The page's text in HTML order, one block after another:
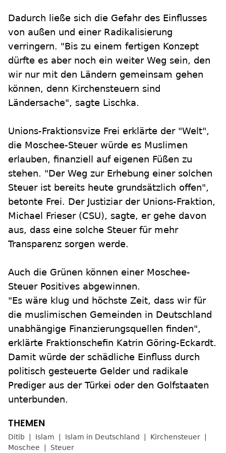
Dadurch ließe sich die Gefahr des Einflusses
von außen und einer Radikalisierung
verringern. "Bis zu einem fertigen Konzept
dürfte es aber noch ein weiter Weg sein, den
wir nur mit den Ländern gemeinsam gehen
können, denn Kirchensteuern sind
Ländersache", sagte Lischka.
Unions-Fraktionsvize Frei erklärte der "Welt",
die Moschee-Steuer würde es Muslimen
erlauben, finanziell auf eigenen Füßen zu
stehen. "Der Weg zur Erhebung einer solchen
Steuer ist bereits heute grundsätzlich offen",
betonte Frei. Der Justiziar der Unions-Fraktion,
Michael Frieser (CSU), sagte, er gehe davon
aus, dass eine solche Steuer für mehr
Transparenz sorgen werde.
Auch die Grünen können einer Moschee-
Steuer Positives abgewinnen.
"Es wäre klug und höchste Zeit, dass wir für
die muslimischen Gemeinden in Deutschland
unabhängige Finanzierungsquellen finden",
erklärte Fraktionschefin Katrin Göring-Eckardt.
Damit würde der schädliche Einfluss durch
politisch gesteuerte Gelder und radikale
Prediger aus der Türkei oder den Golfstaaten
unterbunden.
Ditib Islam Islam in Deutschland
Kirchensteuer
Moschee
Steuer